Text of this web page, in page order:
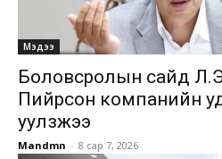
Мэдээ
Боловсролын сайд
Пийрсон компанийн
уулзжээ
Mandmn - 8 сар 7, 2026